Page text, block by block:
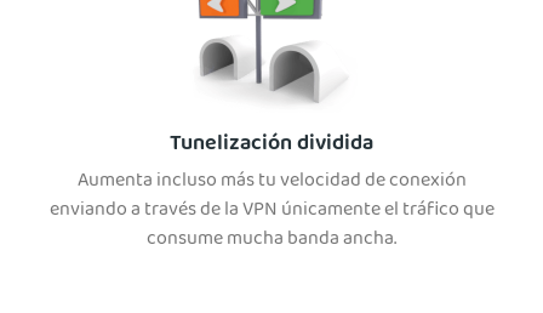
Tunelización dividida
Aumenta incluso más tu velocidad de conexión
enviando a través de la VPN únicamente el tráfico que
consume mucha banda ancha.